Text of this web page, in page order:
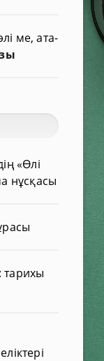
ме, ата-
«Өлі
нұсқасы
тарихы